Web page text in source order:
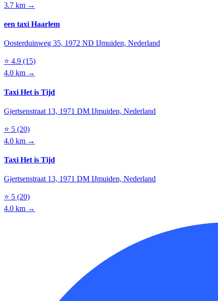
3.7 km →
een taxi Haarlem
Oosterduinweg 35, 1972 ND IJmuiden, Nederland
⭐ 4.9 (15)
4.0 km →
Taxi Het is Tijd
Gjertsenstraat 13, 1971 DM IJmuiden, Nederland
⭐ 5 (20)
4.0 km →
Taxi Het is Tijd
Gjertsenstraat 13, 1971 DM IJmuiden, Nederland
⭐ 5 (20)
4.0 km →